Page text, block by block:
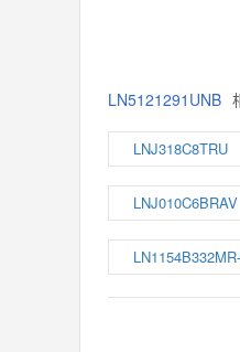
LN5121291UNB
LNJ318C8TRU
LNJ010C6BRAV